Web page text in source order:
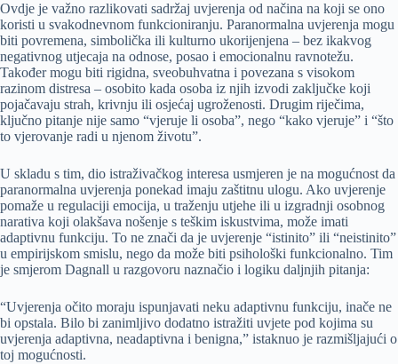
Ovdje je važno razlikovati sadržaj uvjerenja od načina na koji se ono
koristi u svakodnevnom funkcioniranju. Paranormalna uvjerenja mogu
biti povremena, simbolička ili kulturno ukorijenjena – bez ikakvog
negativnog utjecaja na odnose, posao i emocionalnu ravnotežu.
Također mogu biti rigidna, sveobuhvatna i povezana s visokom
razinom distresa – osobito kada osoba iz njih izvodi zaključke koji
pojačavaju strah, krivnju ili osjećaj ugroženosti. Drugim riječima,
ključno pitanje nije samo “vjeruje li osoba”, nego “kako vjeruje” i “što
to vjerovanje radi u njenom životu”.
U skladu s tim, dio istraživačkog interesa usmjeren je na mogućnost da
paranormalna uvjerenja ponekad imaju zaštitnu ulogu. Ako uvjerenje
pomaže u regulaciji emocija, u traženju utjehe ili u izgradnji osobnog
narativa koji olakšava nošenje s teškim iskustvima, može imati
adaptivnu funkciju. To ne znači da je uvjerenje “istinito” ili “neistinito”
u empirijskom smislu, nego da može biti psihološki funkcionalno. Tim
je smjerom Dagnall u razgovoru naznačio i logiku daljnjih pitanja:
“Uvjerenja očito moraju ispunjavati neku adaptivnu funkciju, inače ne
bi opstala. Bilo bi zanimljivo dodatno istražiti uvjete pod kojima su
uvjerenja adaptivna, neadaptivna i benigna,” istaknuo je razmišljajući o
toj mogućnosti.